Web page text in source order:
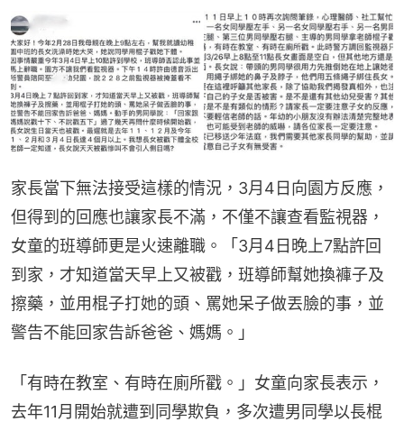
家長當下無法接受這樣的情況，3月4日向園方反應，
但得到的回應也讓家長不滿，不僅不讓查看監視器，
女童的班導師更是火速離職。「3月4日晚上7點許回
到家，才知道當天早上又被戳，班導師幫她換褲子及
擦藥，並用棍子打她的頭、罵她呆子做丟臉的事，並
警告不能回家告訴爸爸、媽媽。」
「有時在教室、有時在廁所戳。」女童向家長表示，
去年11月開始就遭到同學欺負，多次遭男同學以長棍